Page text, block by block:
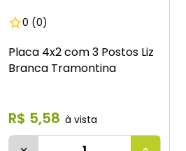
0 (0)
Placa 4x2 com 3 Postos Liz
Branca Tramontina
R$ 5,58